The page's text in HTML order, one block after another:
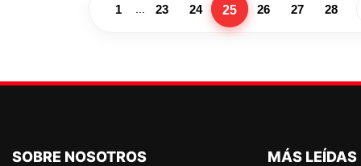
1 23 24 25 26 27 28
SOBRE NOSOTROS MÁS LEÍDAS